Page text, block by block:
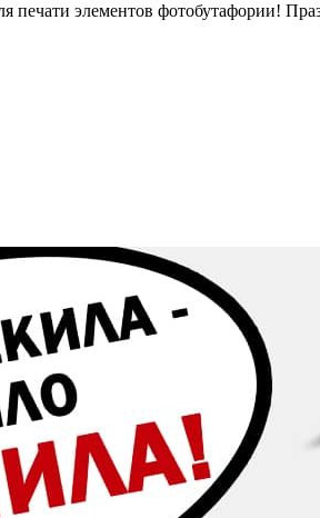
печати элементов фотобутафории!